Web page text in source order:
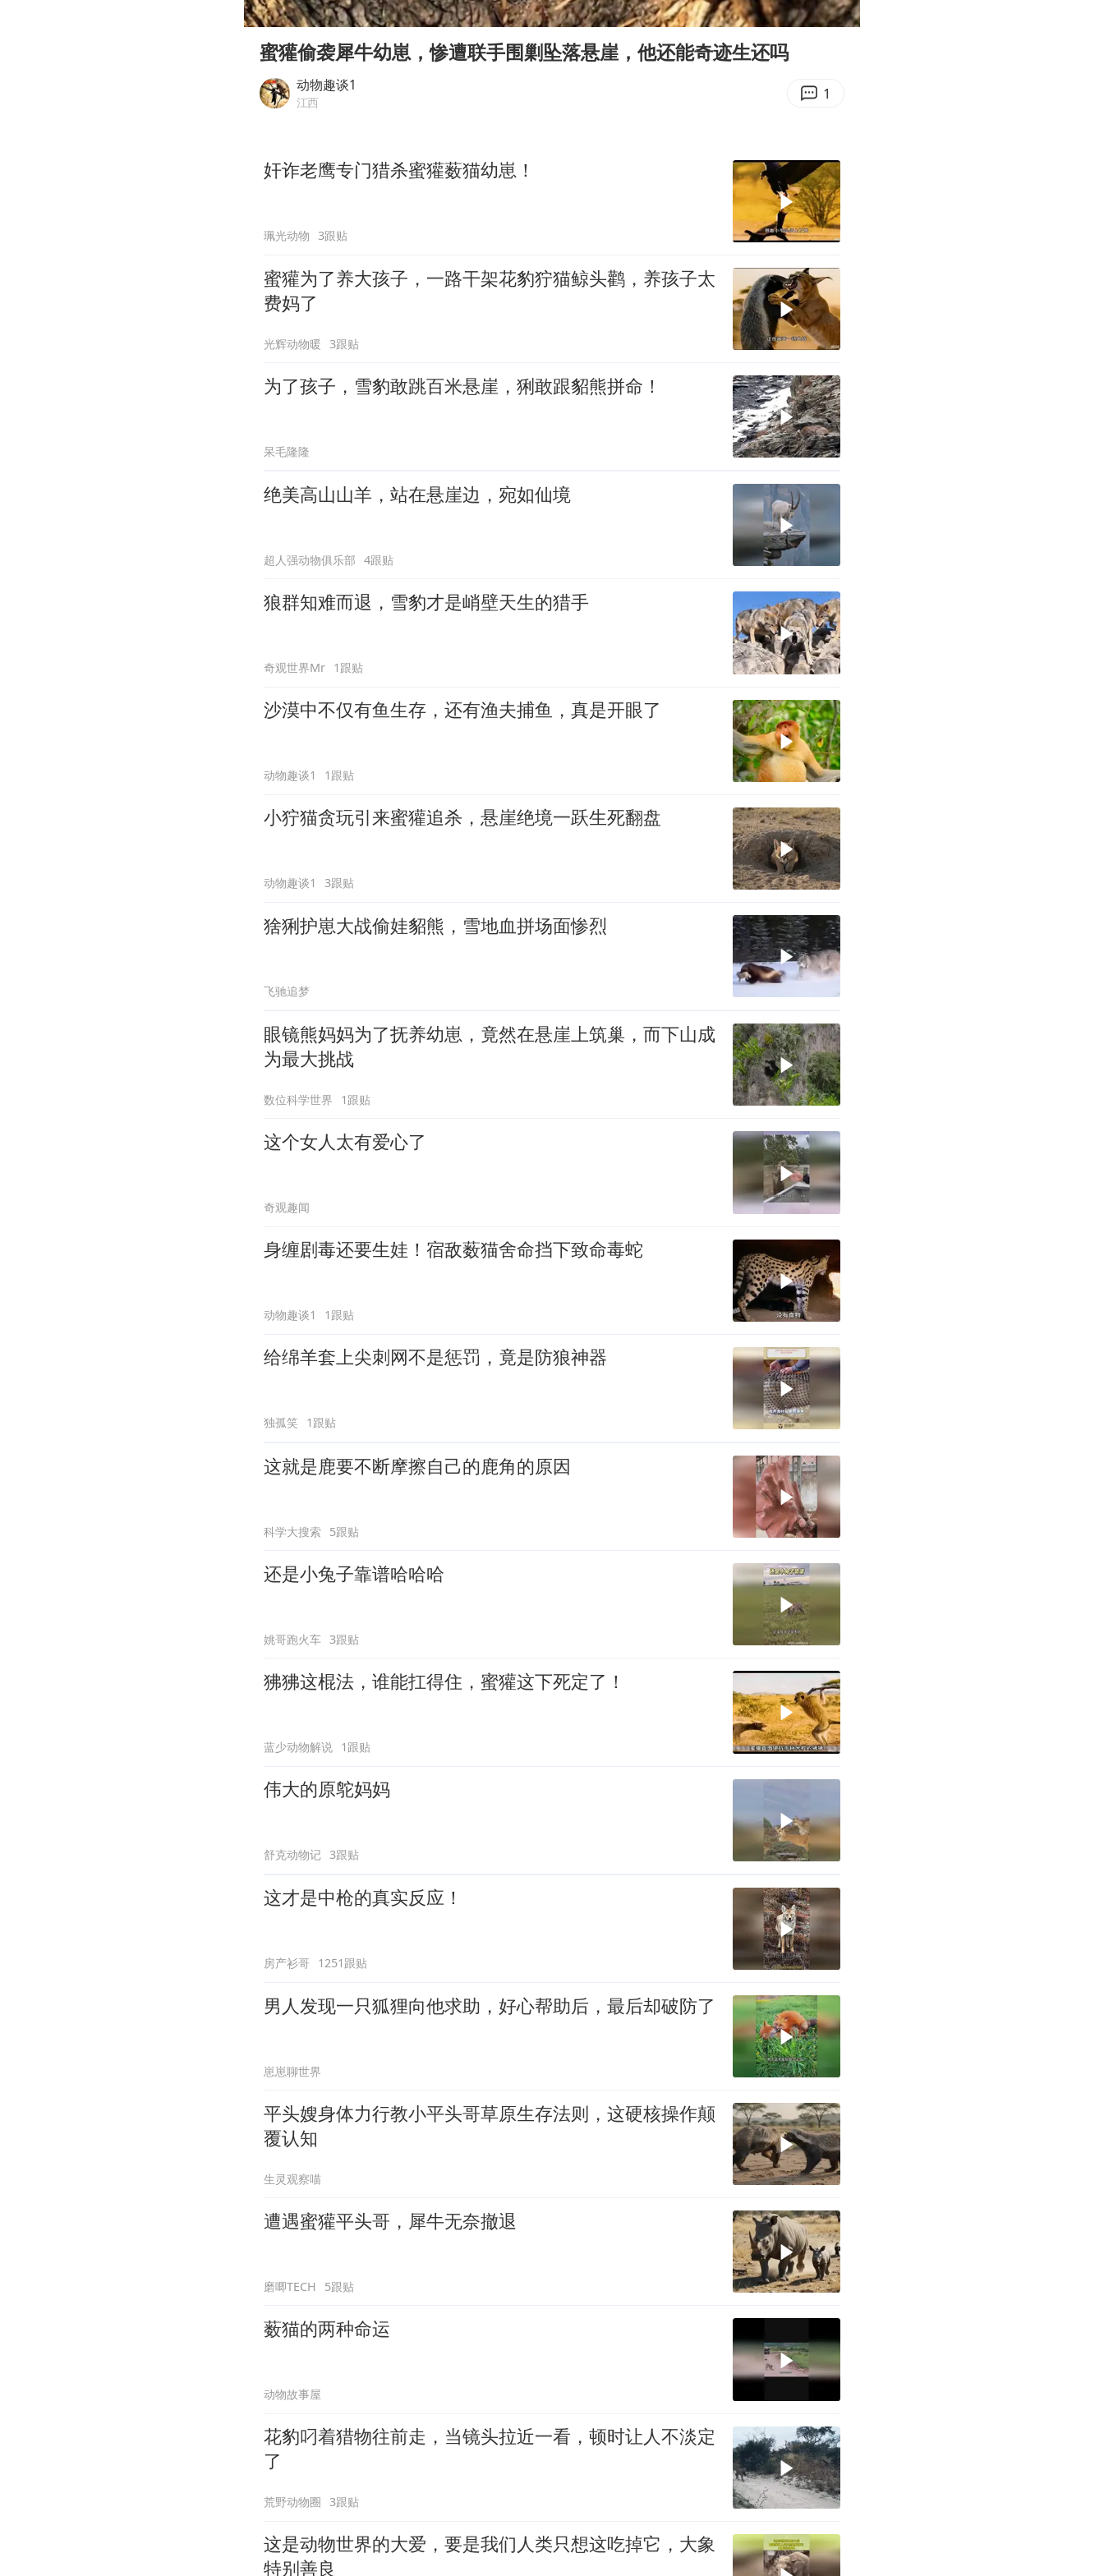
因定位纠纷男子将外卖员砍成植物人
万岁山接盘烂尾恒大文旅城
习近平心系体育强国建设
Play
00:00 04:15
Enter
蜜獾偷袭犀牛幼崽，惨遭联手围剿坠落悬崖，他还能奇迹生还吗
动物趣谈1
江西 1
奸诈老鹰专门猎杀蜜獾薮猫幼崽！
珮光动物 3跟贴
蜜獾为了养大孩子，一路干架花豹狞猫鲸头鹳，养孩子太
费妈了
光辉动物暖 3跟贴
为了孩子，雪豹敢跳百米悬崖，猁敢跟貂熊拼命！
呆毛隆隆
绝美高山山羊，站在悬崖边，宛如仙境
超人强动物俱乐部 4跟贴
狼群知难而退，雪豹才是峭壁天生的猎手
奇观世界Mr 1跟贴
沙漠中不仅有鱼生存，还有渔夫捕鱼，真是开眼了
动物趣谈1 1跟贴
小狞猫贪玩引来蜜獾追杀，悬崖绝境一跃生死翻盘
动物趣谈1 3跟贴
猞猁护崽大战偷娃貂熊，雪地血拼场面惨烈
飞驰追梦
眼镜熊妈妈为了抚养幼崽，竟然在悬崖上筑巢，而下山成
为最大挑战
数位科学世界 1跟贴
这个女人太有爱心了
奇观趣闻
身缠剧毒还要生娃！宿敌薮猫舍命挡下致命毒蛇
动物趣谈1 1跟贴
给绵羊套上尖刺网不是惩罚，竟是防狼神器
独孤笑 1跟贴
这就是鹿要不断摩擦自己的鹿角的原因
科学大搜索 5跟贴
还是小兔子靠谱哈哈哈
姚哥跑火车 3跟贴
狒狒这棍法，谁能扛得住，蜜獾这下死定了！
蓝少动物解说 1跟贴
伟大的原鸵妈妈
舒克动物记 3跟贴
这才是中枪的真实反应！
房产衫哥 1251跟贴
男人发现一只狐狸向他求助，好心帮助后，最后却破防了
崽崽聊世界
平头嫂身体力行教小平头哥草原生存法则，这硬核操作颠
覆认知
生灵观察喵
遭遇蜜獾平头哥，犀牛无奈撤退
磨唧TECH 5跟贴
薮猫的两种命运
动物故事屋
花豹叼着猎物往前走，当镜头拉近一看，顿时让人不淡定
了
荒野动物圈 3跟贴
这是动物世界的大爱，要是我们人类只想这吃掉它，大象
特别善良